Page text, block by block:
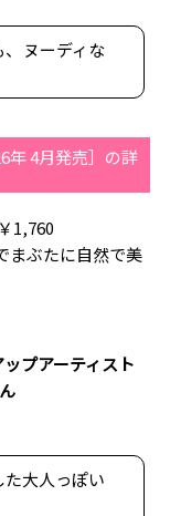
、ヌーディな
年 4月発売］の詳
1,760
まぶたに自然で美
プアーティスト
た大人っぽい